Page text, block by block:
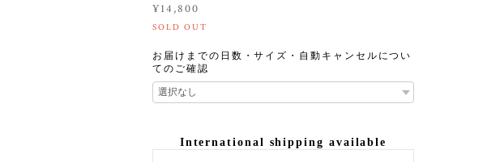
¥14,800
SOLD OUT
お届けまでの日数・サイズ・自動キャンセルについ
てのご確認
International shipping available